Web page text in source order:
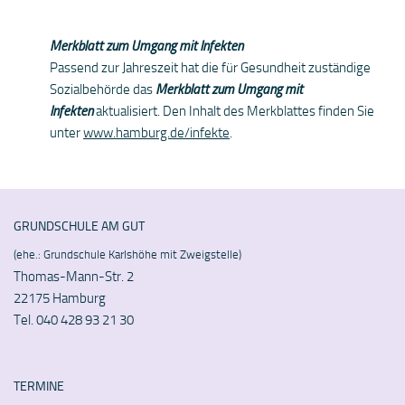
Merkblatt zum Umgang mit Infekten
Passend zur Jahreszeit hat die für Gesundheit zuständige
Sozialbehörde das Merkblatt zum Umgang mit
Infektenaktualisiert. Den Inhalt des Merkblattes finden Sie
unterwww.hamburg.de/infekte.
GRUNDSCHULE AM GUT
(ehe.: Grundschule Karlshöhe mit Zweigstelle)
Thomas-Mann-Str. 2
22175 Hamburg
Tel. 040 428 93 21 30
TERMINE